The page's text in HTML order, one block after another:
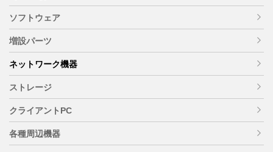
ソフトウェア
増設パーツ
ネットワーク機器
ストレージ
クライアントPC
各種周辺機器